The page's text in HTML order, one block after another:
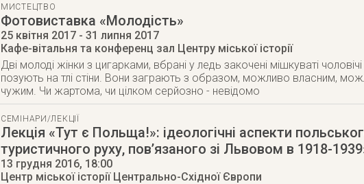
МИСТЕЦТВО
Фотовиставка «Молодість»
25 квітня 2017 - 31 липня 2017
Кафе-вітальня та конференц зал Центру міської історії
Дві молоді жінки з цигарками, вбрані у ледь закочені мішкуваті
позують на тлі стіни. Вони заграють з образом, можливо власним,
чужим. Чи жартома, чи цілком серйозно - невідомо
СЕМІНАРИ/ЛЕКЦІЇ
Лекція «Тут є Польща!»: ідеологічні аспекти
туристичного руху, пов’язаного зі Львовом в 1918-
13 грудня 2016, 18:00
Центр міської історії Центрально-Східної Європи